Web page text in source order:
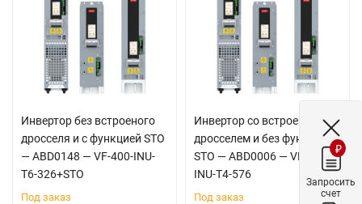
Инвертор без встроеного
дросселя и с функцией STO
— ABD0148 — VF-400-INU-
T6-326+STO
Под заказ
Инвертор со встроенным
дросселем и без функции
STO — ABD0006 — VF-400-
INU-T4-576
Под заказ
₽
Запросить
счет